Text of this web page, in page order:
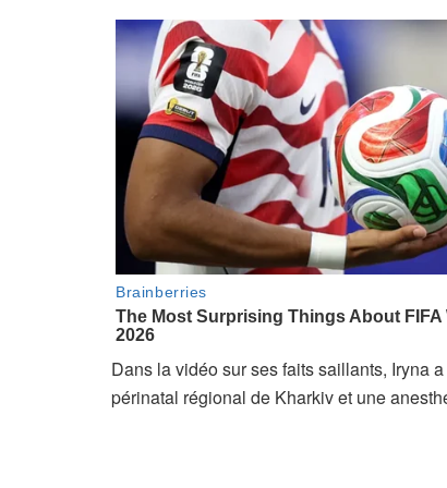
Dans la vidéo sur ses faits saillants, Iryna
périnatal régional de Kharkiv et une